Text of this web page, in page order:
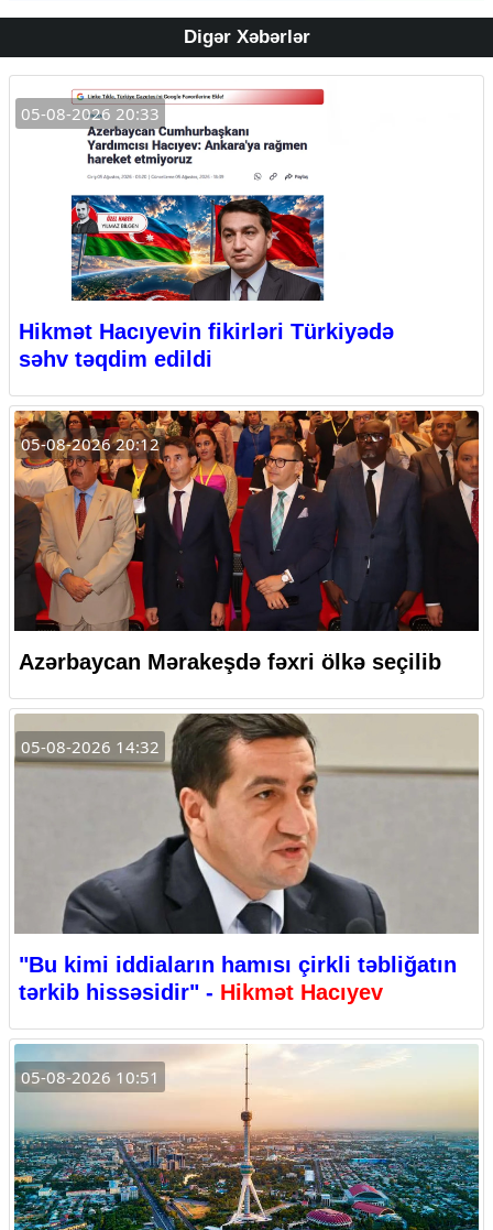
Digər Xəbərlər
05-08-2026 20:33
Hikmət Hacıyevin fikirləri Türkiyədə
səhv təqdim edildi
05-08-2026 20:12
Azərbaycan Mərakeşdə fəxri ölkə seçilib
05-08-2026 14:32
"Bu kimi iddiaların hamısı çirkli təbliğatın
tərkib hissəsidir" - Hikmət Hacıyev
05-08-2026 10:51